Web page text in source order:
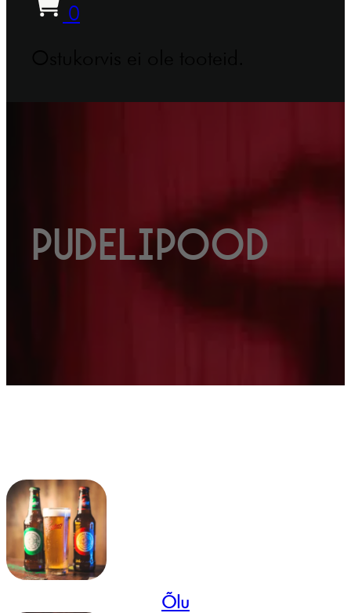
0
Pudelipood
Õlu